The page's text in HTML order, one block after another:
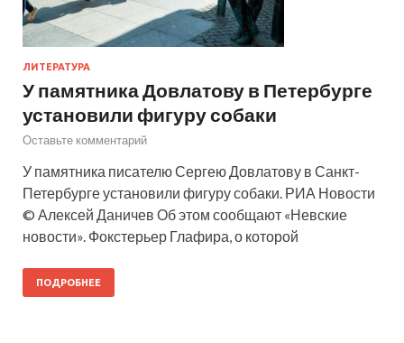
ЛИТЕРАТУРА
У памятника Довлатову в Петербурге
установили фигуру собаки
Оставьте комментарий
У памятника писателю Сергею Довлатову в Санкт-
Петербурге установили фигуру собаки. РИА Новости
© Алексей Даничев Об этом сообщают «Невские
новости». Фокстерьер Глафира, о которой
ПОДРОБНЕЕ